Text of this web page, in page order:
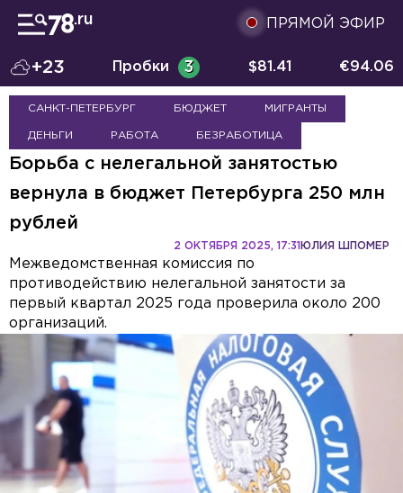
ПРЯМОЙ ЭФИР
+23 Пробки 3 $81.41 €94.06
САНКТ-ПЕТЕРБУРГ БЮДЖЕТ МИГРАНТЫ
ДЕНЬГИ РАБОТА БЕЗРАБОТИЦА
Борьба с нелегальной занятостью
вернула в бюджет Петербурга 250 млн
рублей
ЮЛИЯ ШПОМЕР
2 ОКТЯБРЯ 2025, 17:31
Межведомственная комиссия по
противодействию нелегальной занятости за
первый квартал 2025 года проверила около 200
организаций.